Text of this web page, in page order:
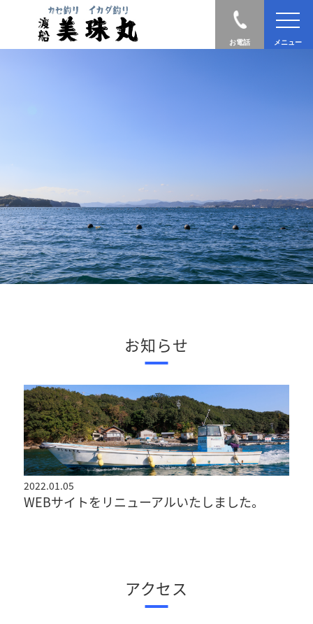
お電話 メニュー
お知らせ
2022.01.05
WEBサイトをリニューアルいたしました。
アクセス